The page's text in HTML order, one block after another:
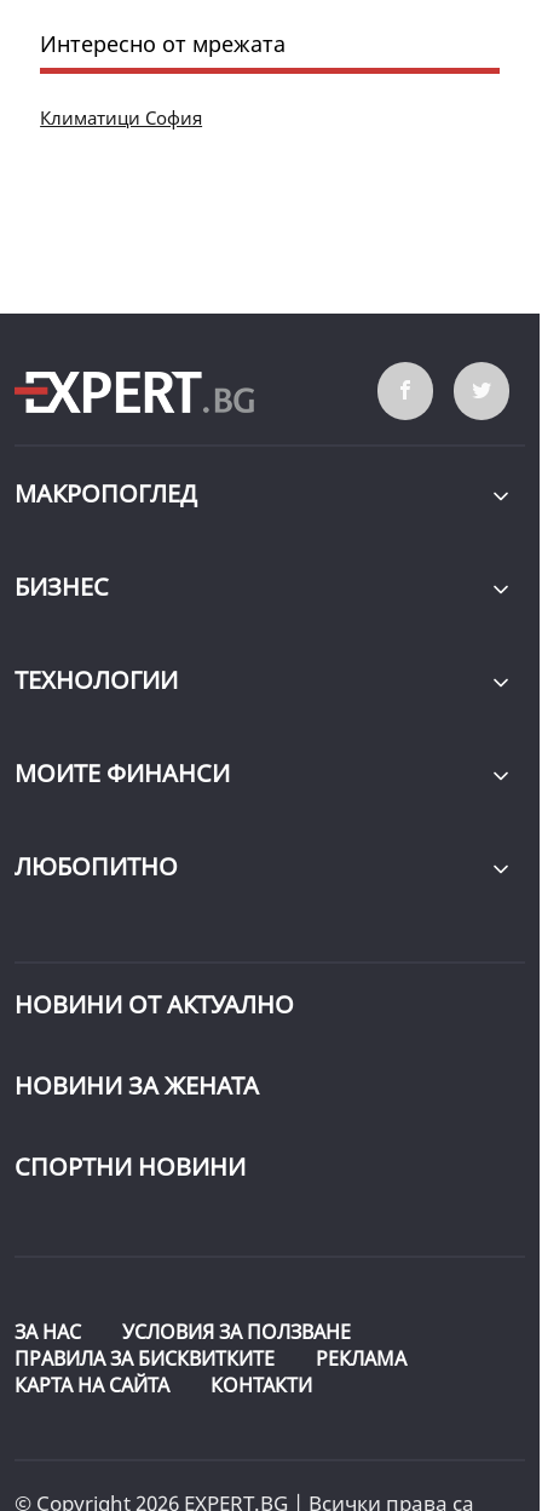
Интересно от мрежата
Климатици София
МАКРОПОГЛЕД
БИЗНЕС
ТЕХНОЛОГИИ
МОИТЕ ФИНАНСИ
ЛЮБОПИТНО
НОВИНИ ОТ АКТУАЛНО
НОВИНИ ЗА ЖЕНАТА
СПОРТНИ НОВИНИ
ЗА НАС
УСЛОВИЯ ЗА ПОЛЗВАНЕ
ПРАВИЛА ЗА БИСКВИТКИТЕ
РЕКЛАМА
КАРТА НА САЙТА
КОНТАКТИ
© Copyright 2026 EXPERT.BG | Всички права са